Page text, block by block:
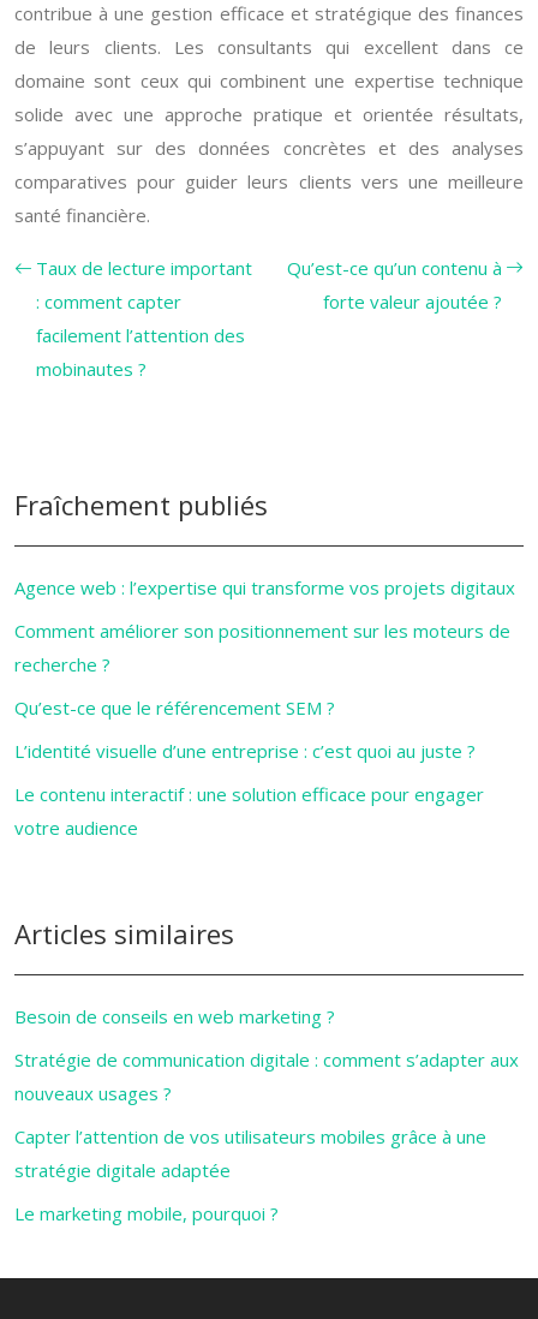
contribue à une gestion efficace et stratégique des finances
de leurs clients. Les consultants qui excellent dans ce
domaine sont ceux qui combinent une expertise technique
solide avec une approche pratique et orientée résultats,
s’appuyant sur des données concrètes et des analyses
comparatives pour guider leurs clients vers une meilleure
santé financière.
Taux de lecture important
: comment capter
facilement l’attention des
mobinautes ?
Qu’est-ce qu’un contenu à
forte valeur ajoutée ?
Fraîchement publiés
Agence web : l’expertise qui transforme vos projets digitaux
Comment améliorer son positionnement sur les moteurs de
recherche ?
Qu’est-ce que le référencement SEM ?
L’identité visuelle d’une entreprise : c’est quoi au juste ?
Le contenu interactif : une solution efficace pour engager
votre audience
Articles similaires
Besoin de conseils en web marketing ?
Stratégie de communication digitale : comment s’adapter aux
nouveaux usages ?
Capter l’attention de vos utilisateurs mobiles grâce à une
stratégie digitale adaptée
Le marketing mobile, pourquoi ?